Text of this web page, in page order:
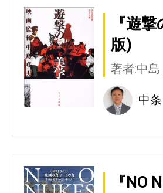
『遊
版)
著者:中島
中
『NO